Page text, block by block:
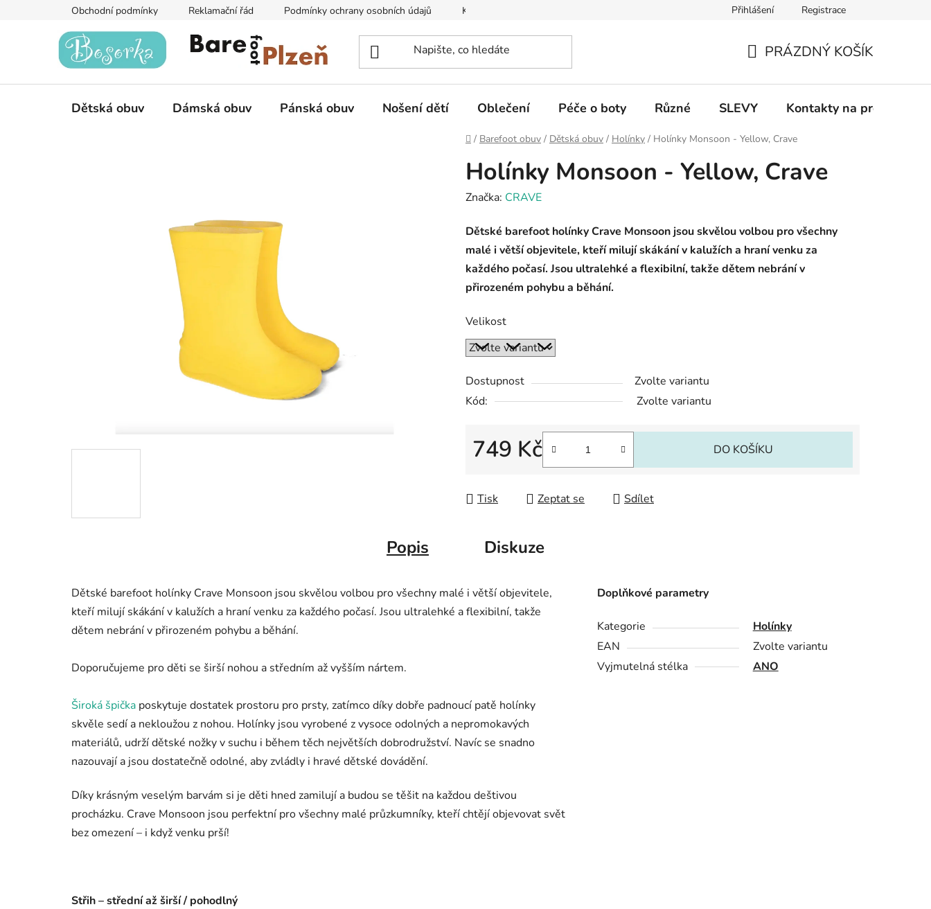
Obchodní podmínky Reklamační řád Podmínky ochrany osobních údajů Kontakty na prodejny Informace k on-line platbám Odstoupení od
Přihlášení Registrace
KOŠÍK
PRÁZDNÝ KOŠÍK
Dětská obuv Dámská obuv Pánská obuv Nošení dětí Oblečení Péče o boty Různé SLEVY Kontakty na prodejny
Domů
/ Barefoot obuv / Dětská obuv / Holínky / Holínky Monsoon - Yellow, Crave
Holínky Monsoon - Yellow, Crave
Značka: CRAVE
Dětské barefoot holínky Crave Monsoon jsou skvělou volbou pro všechny
malé i větší objevitele, kteří milují skákání v kalužích a hraní venku za
každého počasí. Jsou ultralehké a flexibilní, takže dětem nebrání v
přirozeném pohybu a běhání.
Velikost
Dostupnost
Zvolte variantu
Kód:
Zvolte variantu
749 Kč DO KOŠÍKU
Tisk Zeptat se Sdílet
Popis Diskuze
Dětské barefoot holínky Crave Monsoon jsou skvělou volbou pro všechny malé i větší objevitele,
kteří milují skákání v kalužích a hraní venku za každého počasí. Jsou ultralehké a flexibilní, takže
dětem nebrání v přirozeném pohybu a běhání.
Doporučujeme pro děti se širší nohou a středním až vyšším nártem.
Široká špička poskytuje dostatek prostoru pro prsty, zatímco díky dobře padnoucí patě holínky
skvěle sedí a nekloužou z nohou. Holínky jsou vyrobené z vysoce odolných a nepromokavých
materiálů, udrží dětské nožky v suchu i během těch největších dobrodružství. Navíc se snadno
nazouvají a jsou dostatečně odolné, aby zvládly i hravé dětské dovádění.
Díky krásným veselým barvám si je děti hned zamilují a budou se těšit na každou deštivou
procházku. Crave Monsoon jsou perfektní pro všechny malé průzkumníky, kteří chtějí objevovat svět
bez omezení – i když venku prší!
Střih – střední až širší / pohodlný
Doplňkové parametry
Kategorie
Holínky
EAN
Zvolte variantu
Vyjmutelná stélka
ANO